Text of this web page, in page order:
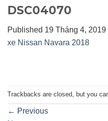
DSC04070
Published 19 Tháng 4, 2019
xe Nissan Navara 2018
Trackbacks are closed, but you
← Previous